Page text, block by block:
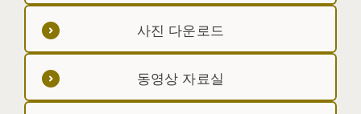
사진 다운로드
동영상 자료실